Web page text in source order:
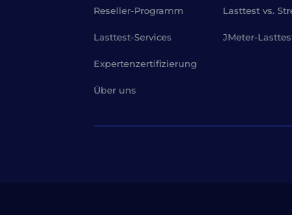
Reseller-Programm
Lasttest-Services
Expertenzertifizierung
Über uns
Lasttest vs.
JMeter-